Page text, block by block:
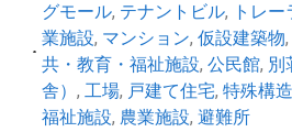
グモール, テナントビル, トレ
業施設, マンション, 仮設建築物,
共・教育・福祉施設, 公民館, 別
舎） , 工場, 戸建て住宅, 特殊構
福祉施設, 農業施設, 避難所